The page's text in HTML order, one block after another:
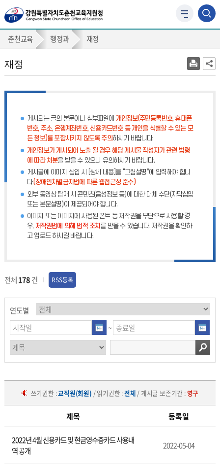
사
가
재춘천교육 행정과 재정
재정
게시되는 글의 본문이나 첨부파일에 개인정보(주민등록번호, 휴대폰
번호, 주소, 은행계좌번호, 신용카드번호 등 개인을 식별할 수 있는 모
든 정보)를 포함시키지 않도록 주의하시기 바랍니다.
개인정보가 게시되어 노출 될 경우 해당 게시물 작성자가 관련 법령
에 따라 처분을 받을 수 있으니 유의하시기 바랍니다.
게시글에 이미지 삽입 시 [상세 내용]을 “그림설명”에 입력해야 합니
다.(장애인차별금지법에 따른 웹접근성 준수)
외부 동영상 탑재 시 콘텐츠(음성정보 등)에 대한 대체 수단(자막삽입
또는 본문설명)이 제공되어야 합니다.
이미지 또는 이미지에 사용된 폰트 등 저작권을 무단으로 사용할 경
우, 저작권법에 의해 법적 조치 를 받을 수 있습니다. 저작권을 확인하
고 업로드 하시길 바랍니다.
전체178건 RSS등록
연도별
~
쓰기권한 :교직원(회원) / 읽기권한 :전체 / 게시글 보존기간 :영구
제목 등록일
2022년 4월 신용카드 및 현금영수증카드 사용내
역 공개
2022-05-04